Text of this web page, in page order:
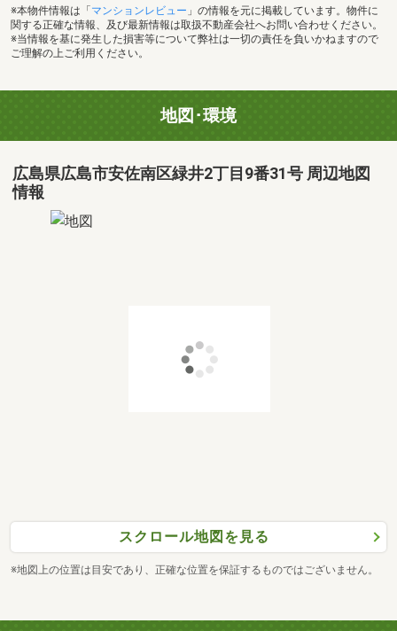
※本物件情報は「 マンションレビュー 」の情報を元に掲載しています。物件に
関する正確な情報、及び最新情報は取扱不動産会社へお問い合わせください。
※当情報を基に発生した損害等について弊社は一切の責任を負いかねますので
ご理解の上ご利用ください。
地図･環境
広島県広島市安佐南区緑井2丁目9番31号 周辺地図
情報
スクロール地図を見る
※地図上の位置は目安であり、正確な位置を保証するものではございません。